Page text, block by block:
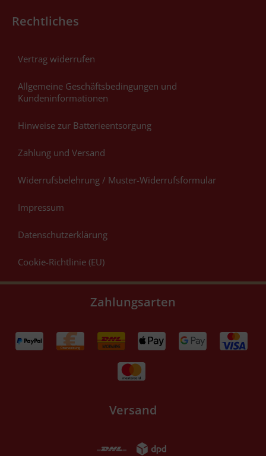
Rechtliches
Vertrag widerrufen
Allgemeine Geschäftsbedingungen und
Kundeninformationen
Hinweise zur Batterieentsorgung
Zahlung und Versand
Widerrufsbelehrung / Muster-Widerrufsformular
Impressum
Datenschutzerklärung
Cookie-Richtlinie (EU)
Zahlungsarten
Versand